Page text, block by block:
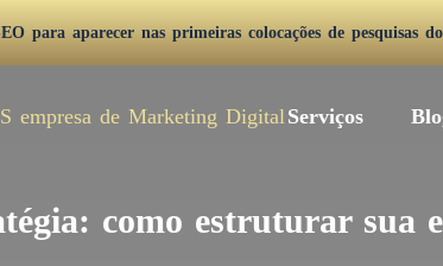
para aparecer nas primeiras colocações de pesquisas
Serviços
como estruturar sua